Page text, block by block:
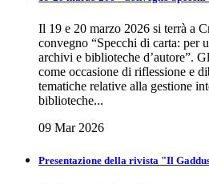
Il 19 e 20 marzo 2026 si terrà a
convegno “Specchi di carta: per
archivi e biblioteche d’autore”.
come occasione di riflessione e
tematiche relative alla gestione
biblioteche...
09 Mar 2026
Presentazione della rivista "Il